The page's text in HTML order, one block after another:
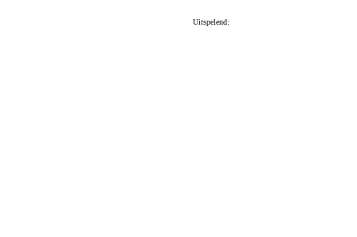
Uitspelend: